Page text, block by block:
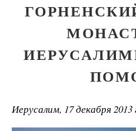
Иерусалим, 17 декабря 2013